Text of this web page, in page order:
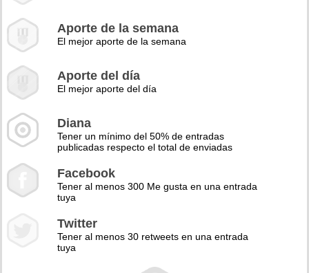
Aporte de la semana
El mejor aporte de la semana
Aporte del día
El mejor aporte del día
Diana
Tener un mínimo del 50% de entradas
publicadas respecto el total de enviadas
Facebook
Tener al menos 300 Me gusta en una entrada
tuya
Twitter
Tener al menos 30 retweets en una entrada
tuya